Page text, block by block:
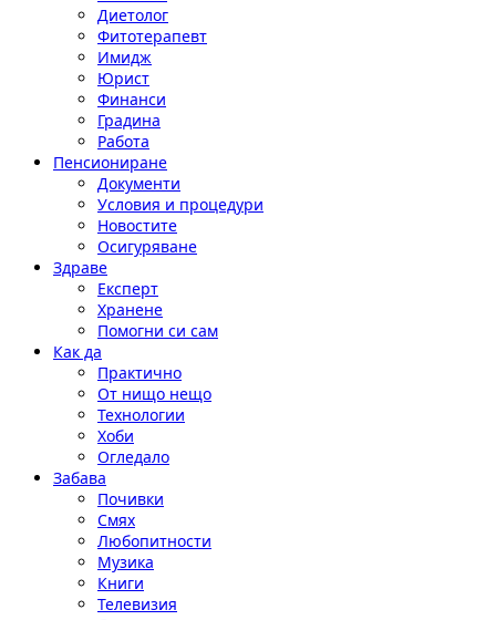
Диетолог
Фитотерапевт
Имидж
Юрист
Финанси
Градина
Работа
Пенсиониране
Документи
Условия и процедури
Новостите
Осигуряване
Здраве
Експерт
Хранене
Помогни си сам
Как да
Практично
От нищо нещо
Технологии
Хоби
Огледало
Забава
Почивки
Смях
Любопитности
Музика
Книги
Телевизия